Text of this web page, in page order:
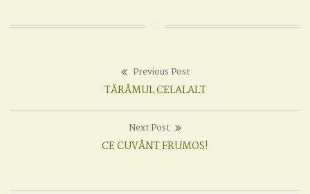
navigation
Previous Post
Previous
post:
TĂRÂMUL CELALALT
Next Post
Next
CE CUVÂNT FRUMOS!